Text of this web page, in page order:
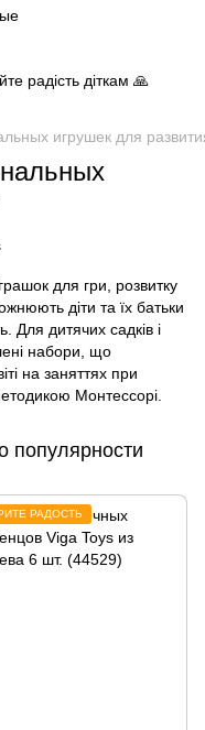
радість діткам 🙏
игрушек для
для гри, розвитку
діти та їх батьки
Для дитячих садків і
набори, що
на заняттях при
Монтессорі.
популярности
РАДОСТЬ